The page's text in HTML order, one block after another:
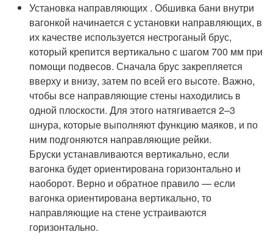
Установка направляющих . Обшивка бани внутри
вагонкой начинается с установки направляющих, в
их качестве используется нестроганый брус,
который крепится вертикально с шагом 700 мм при
помощи подвесов. Сначала брус закрепляется
вверху и внизу, затем по всей его высоте. Важно,
чтобы все направляющие стены находились в
одной плоскости. Для этого натягивается 2–3
шнура, которые выполняют функцию маяков, и по
ним подгоняются направляющие рейки.
Бруски устанавливаются вертикально, если
вагонка будет ориентирована горизонтально и
наоборот. Верно и обратное правило — если
вагонка ориентирована вертикально, то
направляющие на стене устраиваются
горизонтально.